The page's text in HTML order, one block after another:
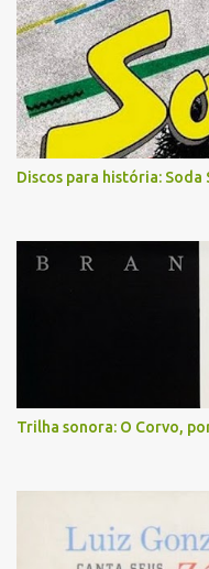
Discos para história:
Trilha sonora: O Corvo,